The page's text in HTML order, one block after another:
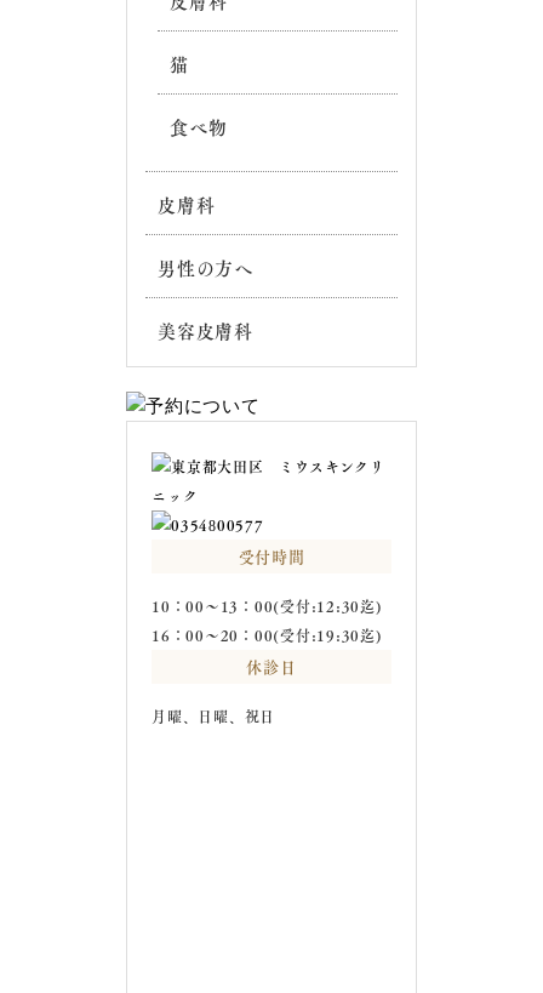
猫
食べ物
皮膚科
男性の方へ
美容皮膚科
受付時間
10：00～13：00(受付:12:30迄)
16：00～20：00(受付:19:30迄)
休診日
月曜、日曜、祝日